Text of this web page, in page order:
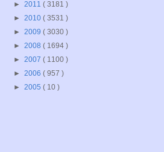
► 2011 ( 3181 )
► 2010 ( 3531 )
► 2009 ( 3030 )
► 2008 ( 1694 )
► 2007 ( 1100 )
► 2006 ( 957 )
► 2005 ( 10 )